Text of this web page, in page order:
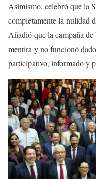
Asimismo, celebró que la
completamente la nulidad
Añadió que la campaña de
mentira y no funcionó
participativo, informado y